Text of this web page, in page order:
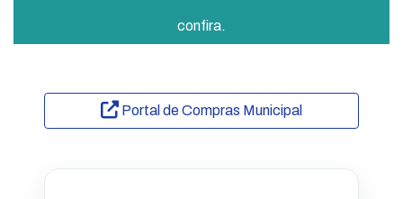
confira.
Portal de Compras Municipal